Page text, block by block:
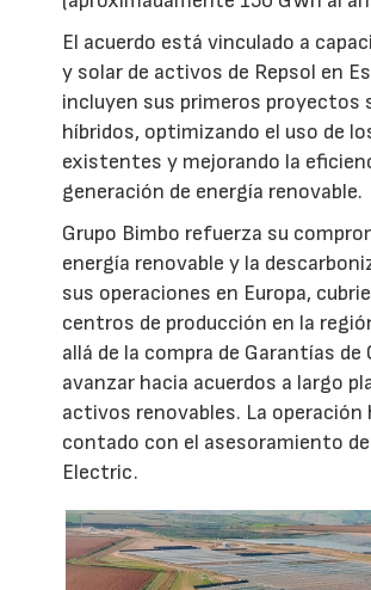
El acuerdo está vinculado a
y solar de activos de Repsol en
incluyen sus primeros proyectos
híbridos, optimizando el uso de
existentes y mejorando la
generación de energía renovable.
Grupo Bimbo refuerza su
energía renovable y la
sus operaciones en Europa,
centros de producción en la
allá de la compra de Garantías de
avanzar hacia acuerdos a largo
activos renovables. La operación
contado con el asesoramiento
Electric.